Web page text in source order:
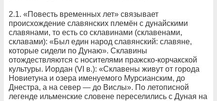
2.1. «Повесть временных лет» связывает
происхождение славянских племён с дунайскими
славянами, то есть со склавинами (склавенами,
склавами): «Был един народ славянский: славяне,
которые сидели по Дунаю». Склавины
отождествляются с носителями пражско-корчакской
культуры. Иордан (VI в.): «Склавены живут от города
Новиетуна и озера именуемого Мурсианским, до
Днестра, а на север — до Вислы». По летописной
легенде ильменские словене переселились с Дуная на